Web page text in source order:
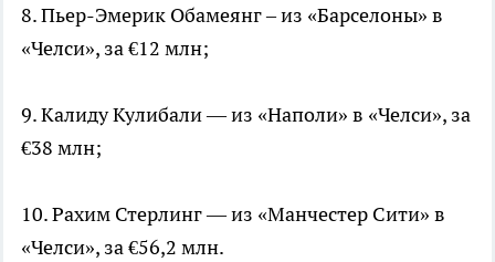
8. Пьер-Эмерик Обамеянг – из «Барселоны» в
«Челси», за €12 млн;
9. Калиду Кулибали — из «Наполи» в «Челси», за
€38 млн;
10. Рахим Стерлинг — из «Манчестер Сити» в
«Челси», за €56,2 млн.